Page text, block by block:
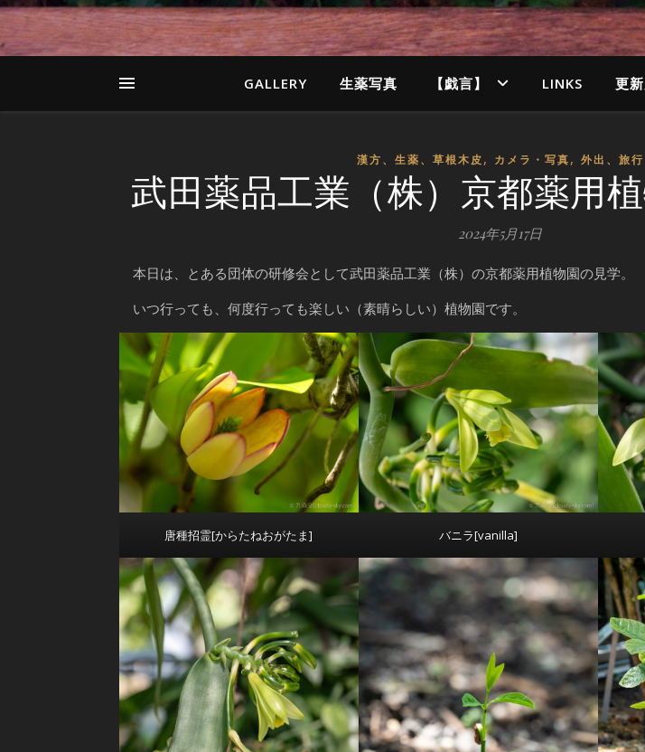
GALLERY 生薬写真 【戯言】 LINKS 更
漢方、生薬、草根木皮, カメラ・写真, 外出、旅行
武田薬品工業（株）京都薬用植
2024年5月17日
本日は、とある団体の研修会として武田薬品工業（株）の京都薬用植物園の見学。
いつ行っても、何度行っても楽しい（素晴らしい）植物園です。
唐種招霊[からたねおがたま] バニラ[vanilla]